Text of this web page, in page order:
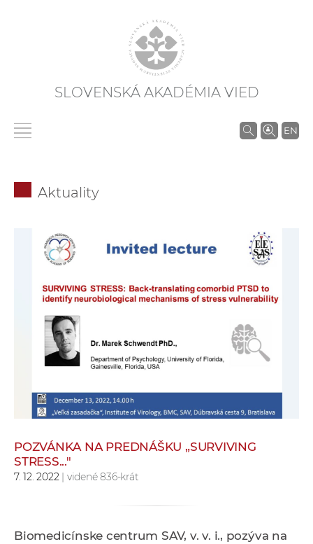
SLOVENSKÁ AKADÉMIA VIED
EN
V
á
v
n
i
v
p
a
c
a
Aktuality
POZVÁNKA NA PREDNÁŠKU „SURVIVING
STRESS..."
7. 12. 2022| videné 836-krát
Biomedicínske centrum SAV, v. v. i., pozýva na